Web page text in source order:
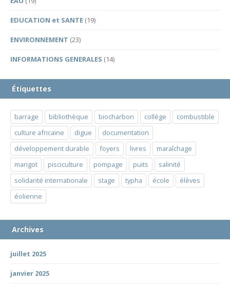
EDUCATION et SANTE (19)
ENVIRONNEMENT (23)
INFORMATIONS GENERALES (14)
Étiquettes
barrage bibliothèque biocharbon collège
combustible
culture africaine
digue
documentation
développement durable
foyers livres
maraîchage
marigot
pisciculture pompage puits
salinité
solidarité internationale
stage typha école
élèves
éolienne
Archives
juillet 2025
janvier 2025